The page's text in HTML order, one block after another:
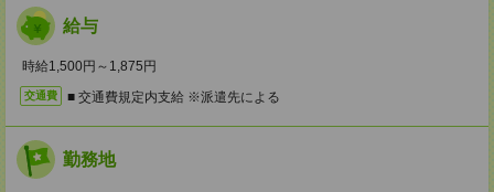
給与
時給1,500円～1,875円
交通費 ■ 交通費規定内支給 ※派遣先による
勤務地